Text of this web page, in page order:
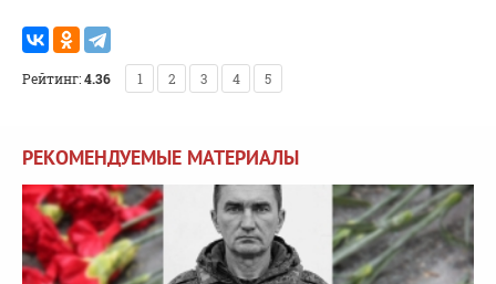
Рейтинг:4.36 1 2 3 4 5
РЕКОМЕНДУЕМЫЕ МАТЕРИАЛЫ